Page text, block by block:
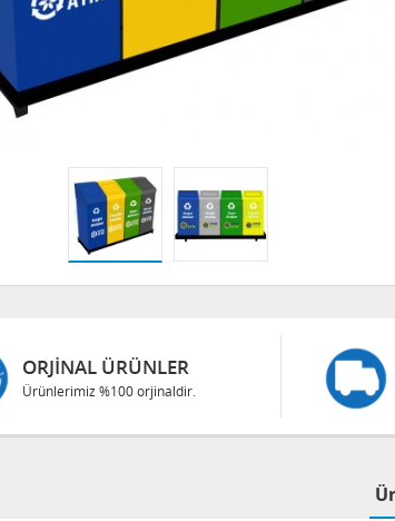
ORJINAL ÜRÜNLER
Ürünlerimiz %100 orjinaldir.